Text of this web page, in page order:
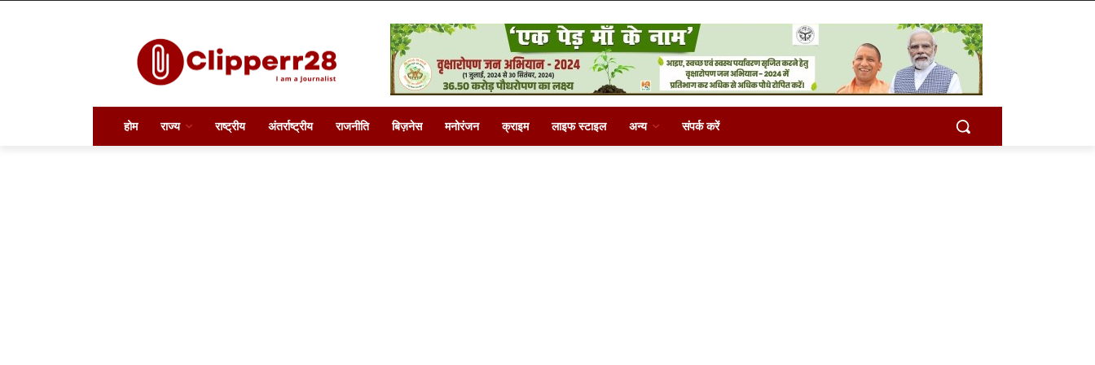
होम राज्य राष्ट्रीय अंतर्राष्ट्रीय राजनीति बिज़नेस मनोरंजन क्राइम लाइफ स्टाइल अन्य संपर्क करें